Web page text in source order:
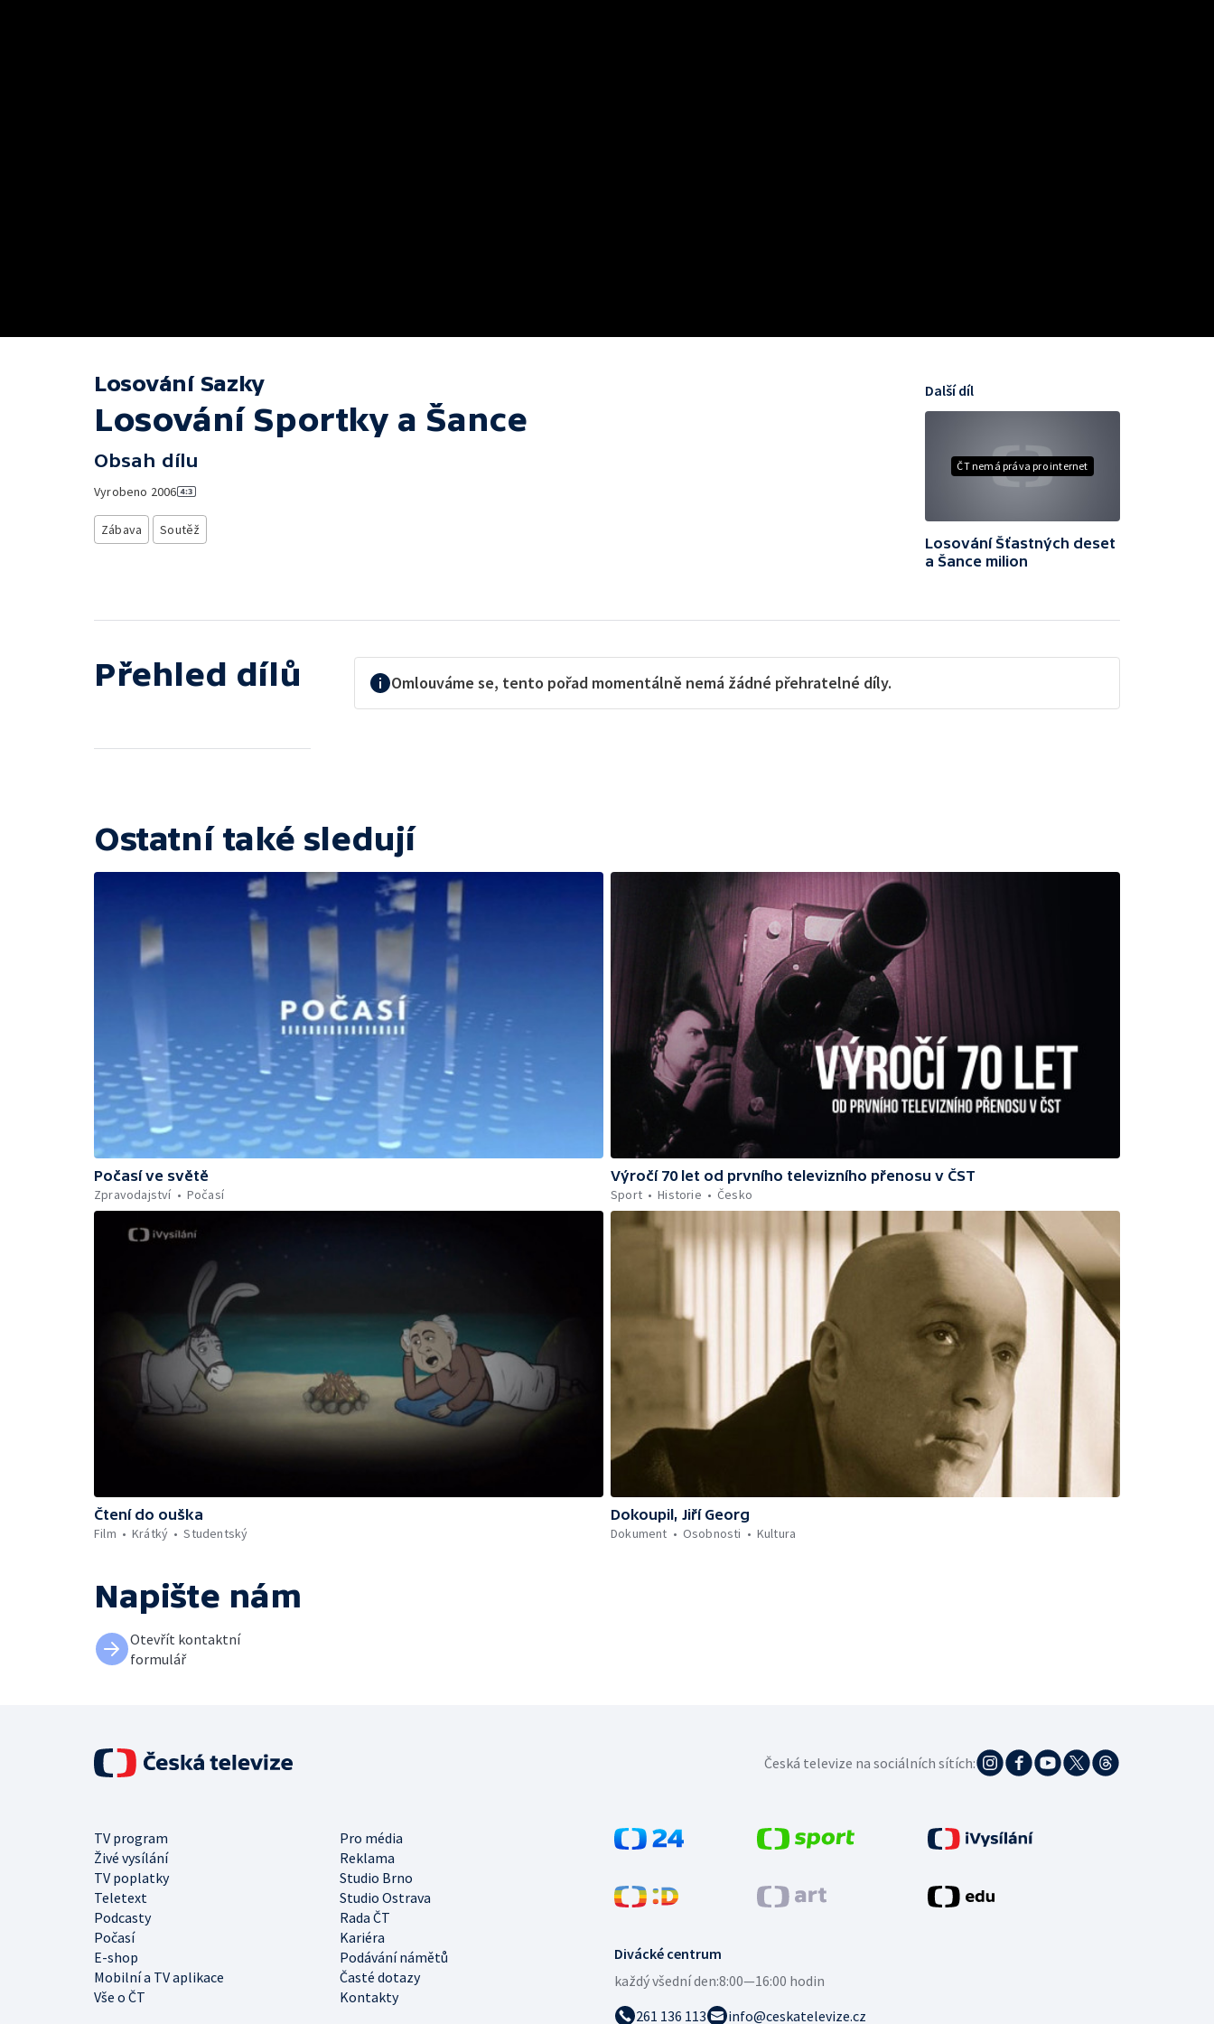
Losování Sazky
Losování Sportky a Šance
Obsah dílu
Vyrobeno 2006
Zábava Soutěž
ČT nemá práva pro internet
Další díl
Losování Šťastných deset
a Šance milion
Přehled dílů Omlouváme se, tento pořad momentálně nemá žádné přehratelné díly.
Ostatní také sledují
Počasí ve světě
Zpravodajství
Počasí
Výročí 70 let od prvního televizního přenosu v ČST
Sport
Historie Česko
Čtení do ouška
Film
Krátký Studentský
Dokoupil, Jiří Georg
Dokument
Osobnosti Kultura
Napište nám
Otevřít kontaktní
formulář
Divácké centrum
každý všední den:8:00—16:00 hodin
261 136 113
info@ceskatelevize.cz
TV program
Pro média
Živé vysílání
Reklama
TV poplatky
Studio Brno
Teletext
Studio Ostrava
Podcasty
Rada ČT
Počasí
Kariéra
E-shop
Podávání námětů
Mobilní a TV aplikace
Časté dotazy
Vše o ČT
Kontakty
Česká televize na sociálních sítích: